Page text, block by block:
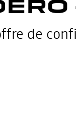
de